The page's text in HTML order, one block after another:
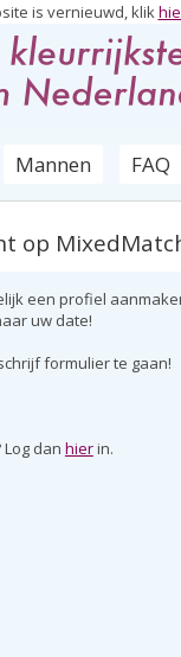
is vernieuwd, klik
Mannen FAQ
op
een profiel
uw date!
formulier te gaan!
dan hierin.